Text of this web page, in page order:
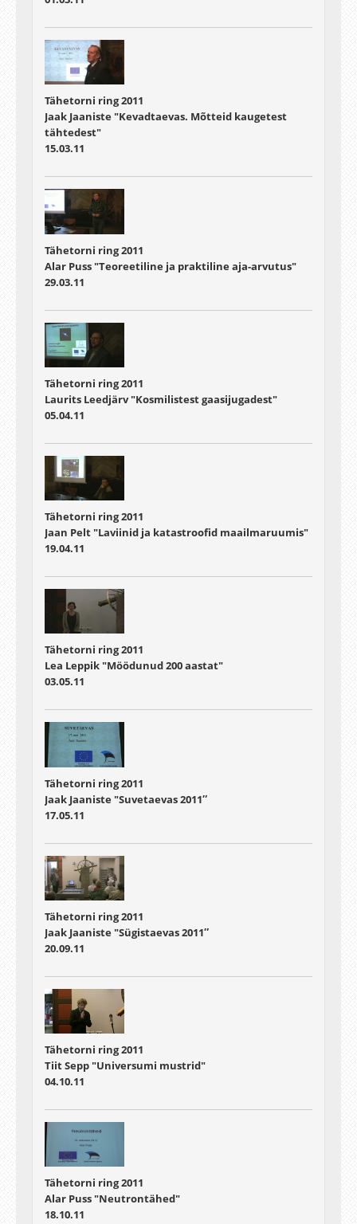
Tähetorni ring 2011
Jaak Jaaniste "Kevadtaevas. Mõtteid kaugetest
tähtedest"
15.03.11
Tähetorni ring 2011
Alar Puss "Teoreetiline ja praktiline aja-arvutus"
29.03.11
Tähetorni ring 2011
Laurits Leedjärv "Kosmilistest gaasijugadest"
05.04.11
Tähetorni ring 2011
Jaan Pelt "Laviinid ja katastroofid maailmaruumis"
19.04.11
Tähetorni ring 2011
Lea Leppik "Möödunud 200 aastat"
03.05.11
Tähetorni ring 2011
Jaak Jaaniste "Suvetaevas 2011″
17.05.11
Tähetorni ring 2011
Jaak Jaaniste "Sügistaevas 2011″
20.09.11
Tähetorni ring 2011
Tiit Sepp "Universumi mustrid"
04.10.11
Tähetorni ring 2011
Alar Puss "Neutrontähed"
18.10.11